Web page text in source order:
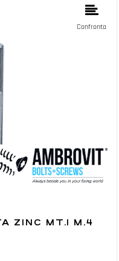
Confronta
ZINC MT.1 M.4